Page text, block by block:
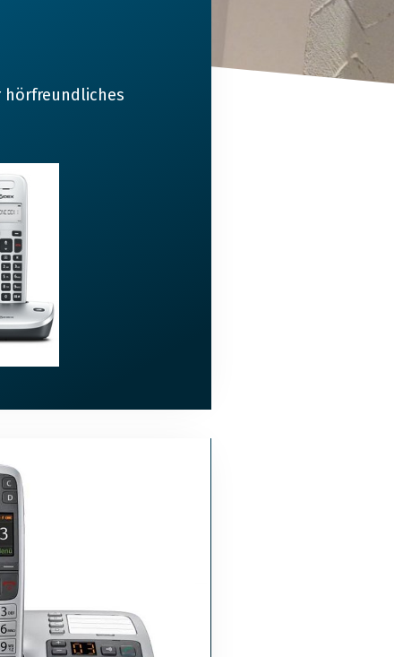
hörfreundliches